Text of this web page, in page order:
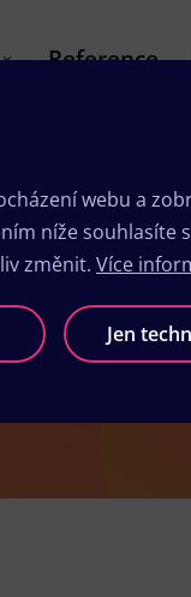
Reference
v
webu a
níže souhlasíte
změnit. Více
Jen